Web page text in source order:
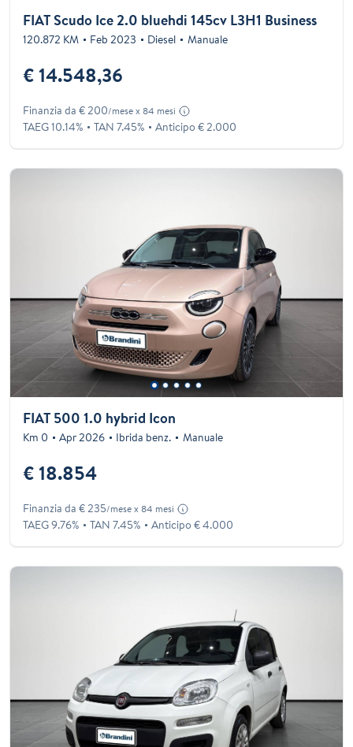
FIAT Scudo Ice 2.0 bluehdi 145cv L3H1 Business
120.872 KM Feb 2023 Diesel Manuale
€ 14.548,36
Finanzia da € 200/mese x 84 mesi
TAEG 10.14% TAN 7.45% Anticipo € 2.000
FIAT 500 1.0 hybrid Icon
Km 0 Apr 2026 Ibrida benz. Manuale
€ 18.854
Finanzia da € 235/mese x 84 mesi
TAEG 9.76% TAN 7.45% Anticipo € 4.000